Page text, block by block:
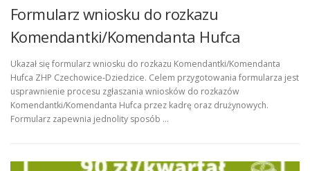
Formularz wniosku do rozkazu
Komendantki/Komendanta Hufca
Ukazał się formularz wniosku do rozkazu Komendantki/Komendanta
Hufca ZHP Czechowice-Dziedzice. Celem przygotowania formularza jest
usprawnienie procesu zgłaszania wniosków do rozkazów
Komendantki/Komendanta Hufca przez kadrę oraz drużynowych.
Formularz zapewnia jednolity sposób …